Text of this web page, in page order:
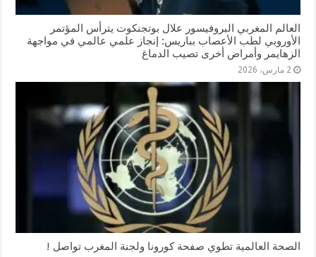
العالم المغربي البروفيسور علال بوتجنكوت يترأس المؤتمر
الأوروبي لطب الأعصاب بباريس: إنجاز علمي عالمي في مواجهة
الزهايمر وأمراض أخرى تصيب الدماغ
2 مارس، 2026
الصحة العالمية تطوي صفحة كورونا ولجنة المغرب تواصل !